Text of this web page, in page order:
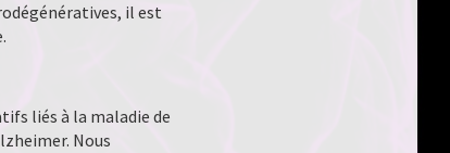
il est
liés à la maladie de
Nous